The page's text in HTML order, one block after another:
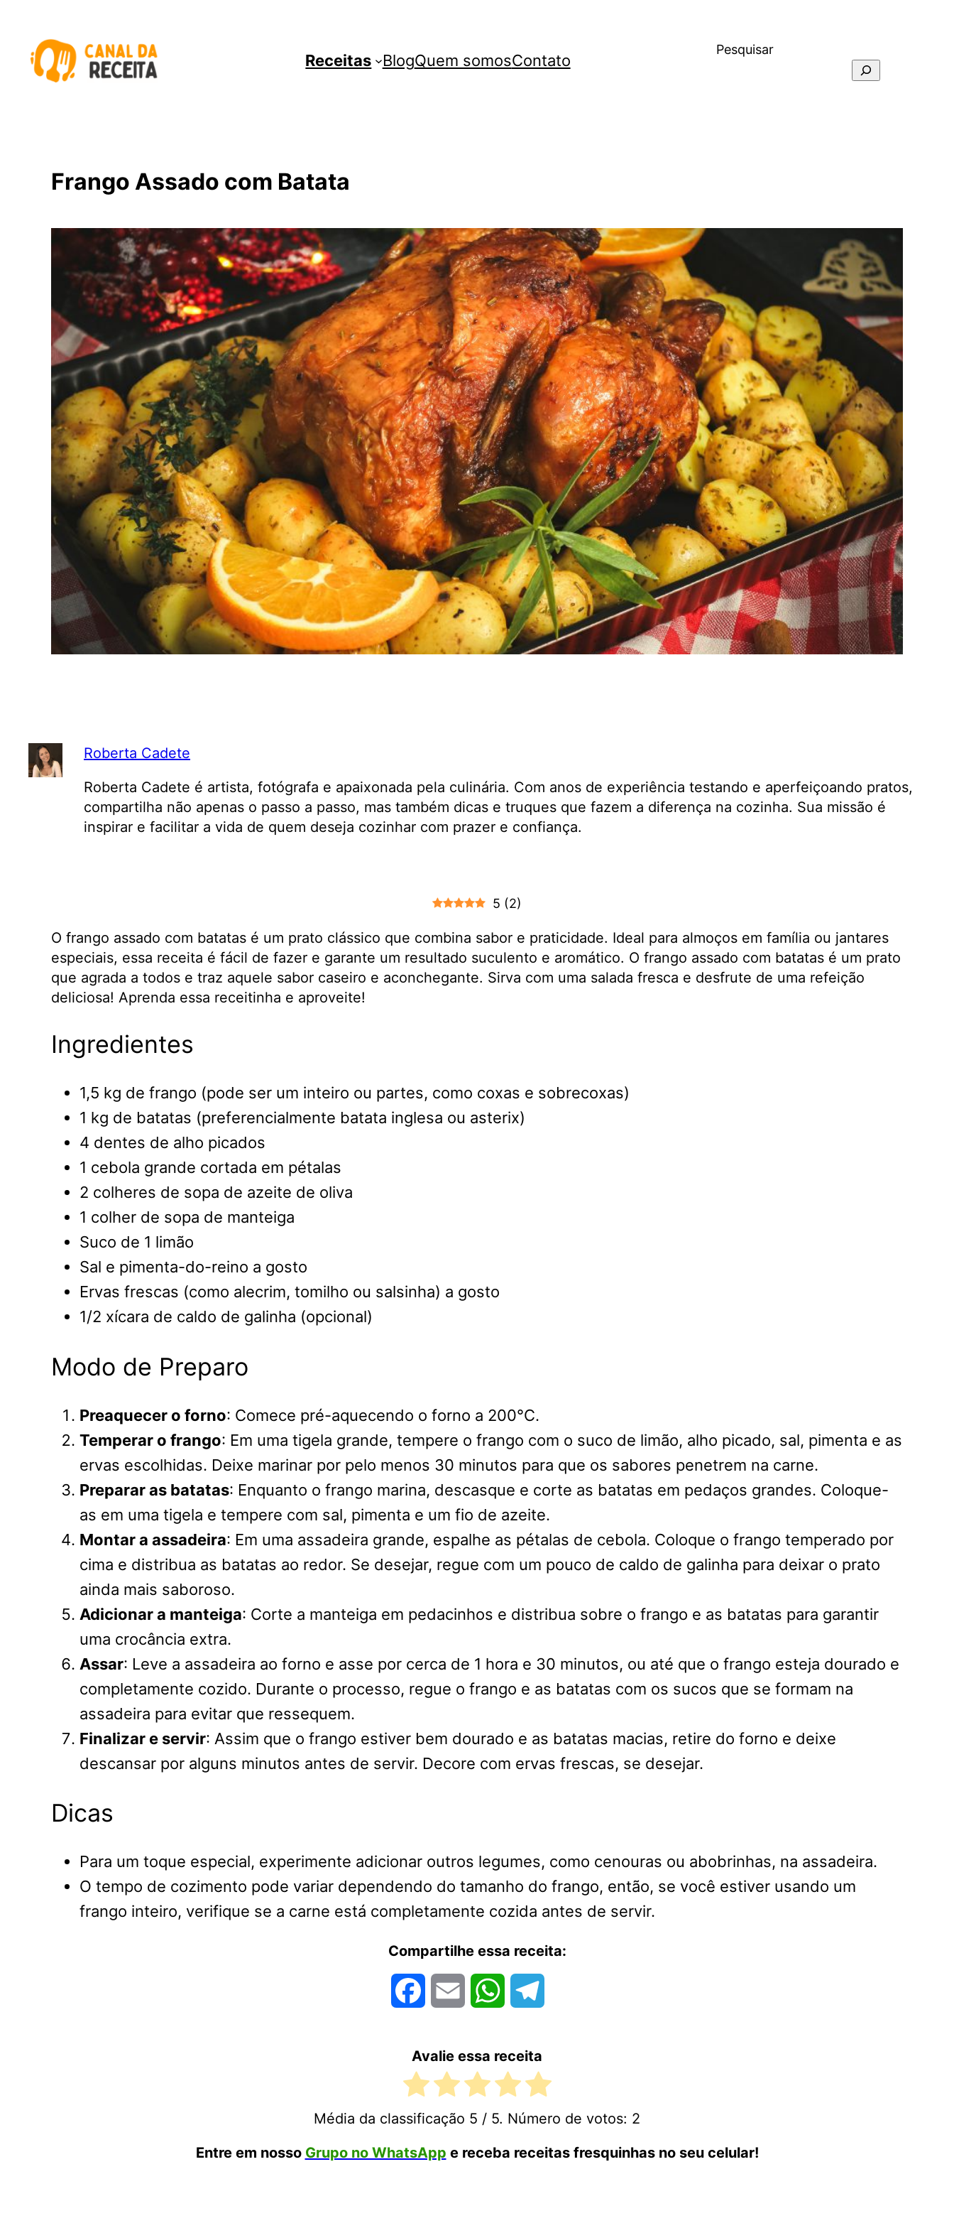
conteúdo
Receitas BlogQuem somosContato
Pesquisar
Frango Assado com Batata
Roberta Cadete
Roberta Cadete é artista, fotógrafa e apaixonada pela culinária. Com anos de experiência testando e aperfeiçoando pratos,
compartilha não apenas o passo a passo, mas também dicas e truques que fazem a diferença na cozinha. Sua missão é
inspirar e facilitar a vida de quem deseja cozinhar com prazer e confiança.
5 (2)
O frango assado com batatas é um prato clássico que combina sabor e praticidade. Ideal para almoços em família ou jantares
especiais, essa receita é fácil de fazer e garante um resultado suculento e aromático. O frango assado com batatas é um prato
que agrada a todos e traz aquele sabor caseiro e aconchegante. Sirva com uma salada fresca e desfrute de uma refeição
deliciosa! Aprenda essa receitinha e aproveite!
Ingredientes
1,5 kg de frango (pode ser um inteiro ou partes, como coxas e sobrecoxas)
1 kg de batatas (preferencialmente batata inglesa ou asterix)
4 dentes de alho picados
1 cebola grande cortada em pétalas
2 colheres de sopa de azeite de oliva
1 colher de sopa de manteiga
Suco de 1 limão
Sal e pimenta-do-reino a gosto
Ervas frescas (como alecrim, tomilho ou salsinha) a gosto
1/2 xícara de caldo de galinha (opcional)
Modo de Preparo
Preaquecer o forno: Comece pré-aquecendo o forno a 200°C.
Temperar o frango: Em uma tigela grande, tempere o frango com o suco de limão, alho picado, sal, pimenta e as
ervas escolhidas. Deixe marinar por pelo menos 30 minutos para que os sabores penetrem na carne.
Preparar as batatas: Enquanto o frango marina, descasque e corte as batatas em pedaços grandes. Coloque-
as em uma tigela e tempere com sal, pimenta e um fio de azeite.
Montar a assadeira: Em uma assadeira grande, espalhe as pétalas de cebola. Coloque o frango temperado por
cima e distribua as batatas ao redor. Se desejar, regue com um pouco de caldo de galinha para deixar o prato
ainda mais saboroso.
Adicionar a manteiga: Corte a manteiga em pedacinhos e distribua sobre o frango e as batatas para garantir
uma crocância extra.
Assar: Leve a assadeira ao forno e asse por cerca de 1 hora e 30 minutos, ou até que o frango esteja dourado e
completamente cozido. Durante o processo, regue o frango e as batatas com os sucos que se formam na
assadeira para evitar que ressequem.
Finalizar e servir: Assim que o frango estiver bem dourado e as batatas macias, retire do forno e deixe
descansar por alguns minutos antes de servir. Decore com ervas frescas, se desejar.
Dicas
Para um toque especial, experimente adicionar outros legumes, como cenouras ou abobrinhas, na assadeira.
O tempo de cozimento pode variar dependendo do tamanho do frango, então, se você estiver usando um
frango inteiro, verifique se a carne está completamente cozida antes de servir.
Compartilhe essa receita:
FacebookEmail WhatsApp
Avalie essa receita
Média da classificação 5 / 5. Número de votos: 2
Entre em nosso Grupo no WhatsApp e receba receitas fresquinhas no seu celular!